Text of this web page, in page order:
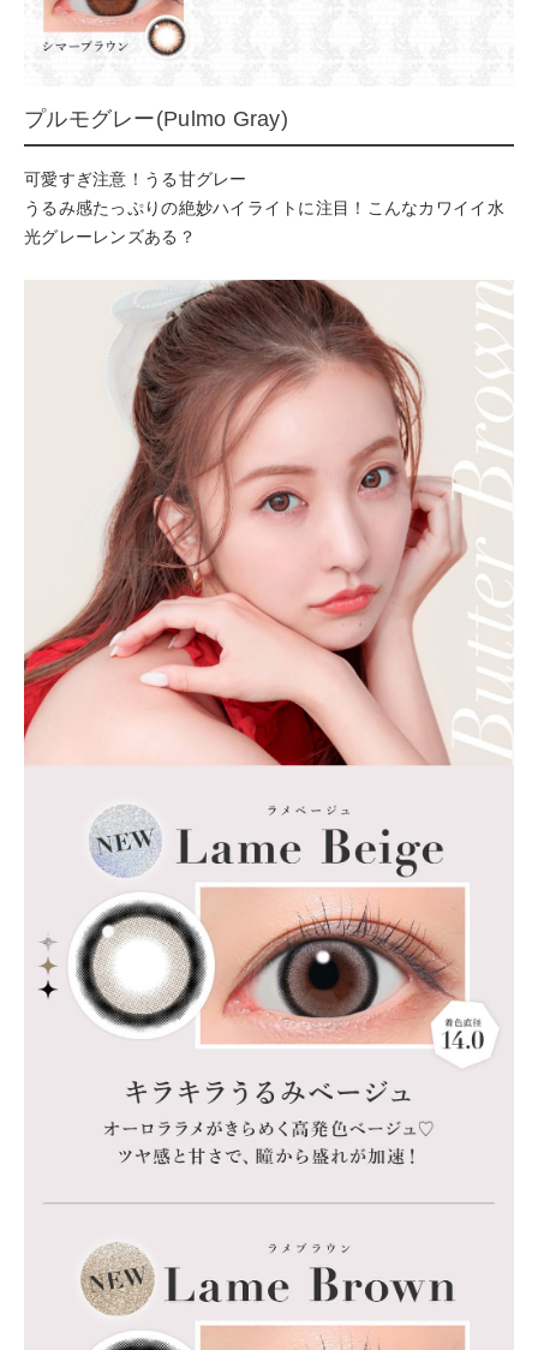
プルモグレー(Pulmo Gray)
可愛すぎ注意！うる甘グレー
うるみ感たっぷりの絶妙ハイライトに注目！こんなカワイイ水
光グレーレンズある？